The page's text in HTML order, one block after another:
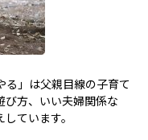
る」は父親目線の子育て
び方、いい夫婦関係な
ています。